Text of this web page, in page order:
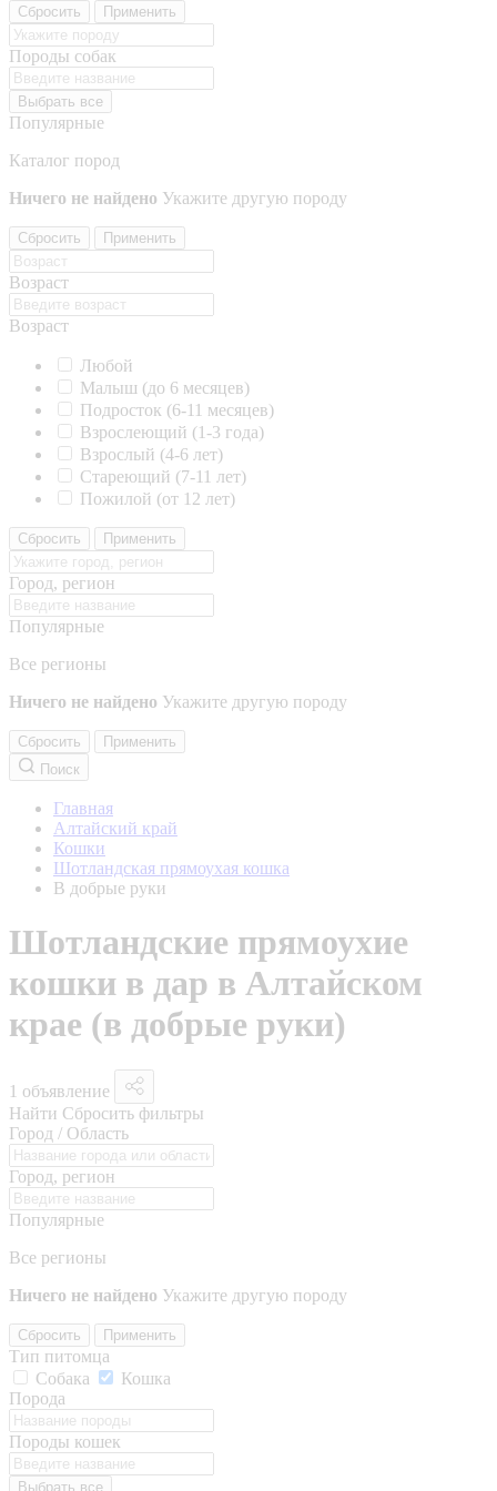
Сбросить Применить
Породы собак
Выбрать все
Популярные
Каталог пород
Ничего не найдено Укажите другую породу
Сбросить Применить
Возраст
Возраст
Любой
Малыш (до 6 месяцев)
Подросток (6-11 месяцев)
Взрослеющий (1-3 года)
Взрослый (4-6 лет)
Стареющий (7-11 лет)
Пожилой (от 12 лет)
Сбросить Применить
Город, регион
Популярные
Все регионы
Ничего не найдено Укажите другую породу
Сбросить
Применить
Поиск
Главная
Алтайский край
Кошки
Шотландская прямоухая кошка
В добрые руки
Шотландские прямоухие
кошки в дар в Алтайском
крае (в добрые руки)
1 объявление
Найти Сбросить фильтры
Город / Область
Город, регион
Популярные
Все регионы
Ничего не найдено Укажите другую породу
Сбросить Применить
Тип питомца
Собака
Кошка
Порода
Породы кошек
Выбрать все